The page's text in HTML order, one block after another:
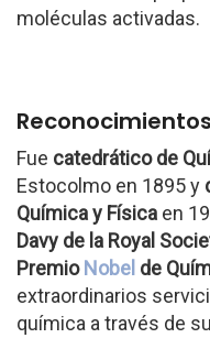
moléculas activadas.
Reconocimientos
Fue catedrático de
Estocolmo en 1895 y
Química y Física en
Davy de la Royal
PremioNobel de
extraordinarios
química a través de